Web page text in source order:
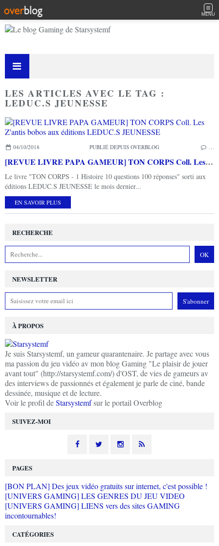
MENU
LES ARTICLES AVEC LE TAG :
LEDUC.S JEUNESSE
04/10/2018 PUBLIÉ DEPUIS OVERBLOG
[REVUE LIVRE PAPA GAMEUR] TON CORPS Coll. Les Z'antis bobos aux éditions LEDUC.S JEUNESSE
Le livre "TON CORPS - 1 Histoire 10 questions 100 réponses" sorti aux
éditions LEDUC.S JEUNESSE le mois dernier...
EN SAVOIR PLUS
NEWSLETTER
SUIVEZ-MOI
RECHERCHE
À PROPOS
Je suis Starsystemf, un gameur quarantenaire. Je partage avec vous
ma passion du jeu vidéo av mon blog Gaming "Le plaisir de jouer
avant tout" (http://starsystemf.com/) d'OST, de vies de gameurs av
des interviews de passionnés et également je parle de ciné, bande
dessinée, musique et de lecture.
Voir le profil deStarsystemfsur le portail Overblog
PAGES
[BON PLAN] Des jeux vidéo gratuits sur internet, c'est possible !
[UNIVERS GAMING] LES GENRES DU JEU VIDEO
[UNIVERS GAMING] LIENS vers des sites GAMING
incontournables!
CATÉGORIES